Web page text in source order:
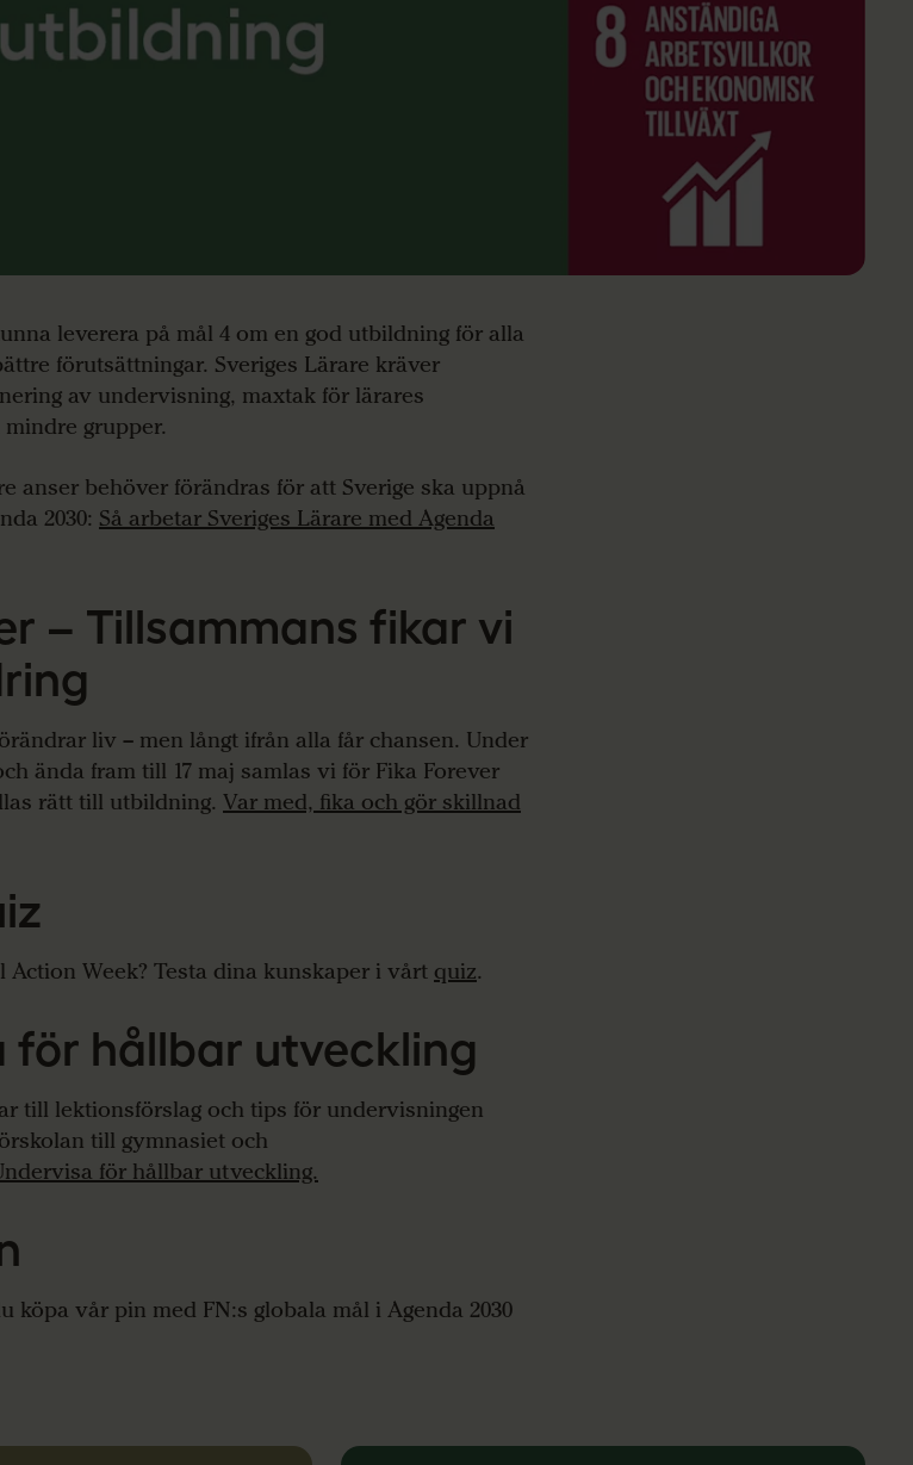
leverera på mål 4 om en god utbildning för alla
förutsättningar. Sveriges Lärare kräver
av undervisning, maxtak för lärares
grupper.
anser behöver förändras för att Sverige ska uppnå
2030: Så arbetar Sveriges Lärare med Agenda
– Tillsammans fikar vi
liv – men långt ifrån alla får chansen. Under
ända fram till 17 maj samlas vi för Fika Forever
rätt till utbildning. Var med, fika och gör skillnad
Action Week? Testa dina kunskaper i vårt quiz.
för hållbar utveckling
till lektionsförslag och tips för undervisningen
till gymnasiet och
för hållbar utveckling.
köpa vår pin med FN:s globala mål i Agenda 2030